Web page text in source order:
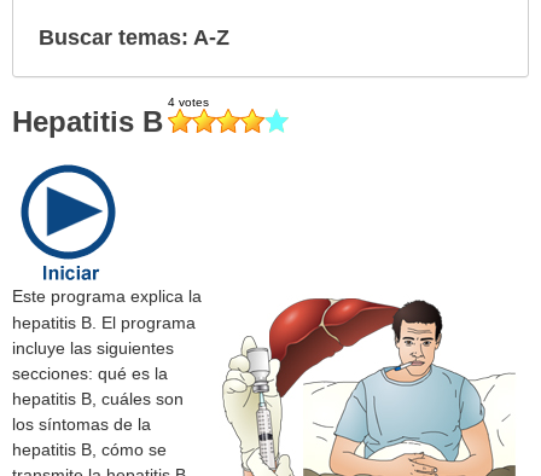
Buscar temas: A-Z
Hepatitis B
Este programa explica la
hepatitis B. El programa
incluye las siguientes
secciones: qué es la
hepatitis B, cuáles son
los síntomas de la
hepatitis B, cómo se